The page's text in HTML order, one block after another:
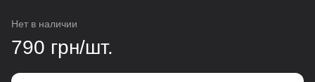
Нет в наличии
790 грн/шт.